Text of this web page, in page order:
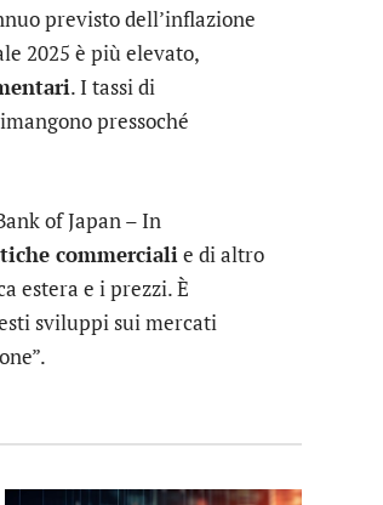
previsto dell’inflazione
2025 è più elevato,
. I tassi di
pressoché
of Japan – In
commercialie di altro
estera e i prezzi. È
sviluppi sui mercati